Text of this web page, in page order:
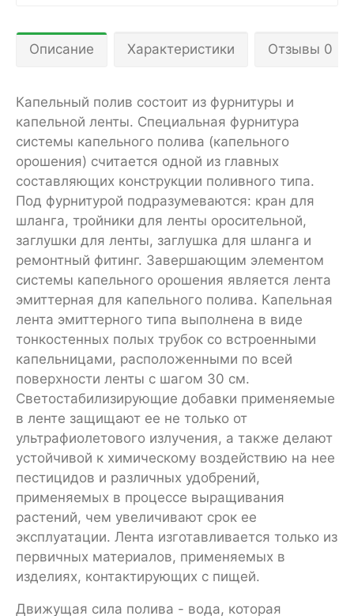
Описание Характеристики Отзывы 0
Капельный полив состоит из фурнитуры и
капельной ленты. Специальная фурнитура
системы капельного полива (капельного
орошения) считается одной из главных
составляющих конструкции поливного типа.
Под фурнитурой подразумеваются: кран для
шланга, тройники для ленты оросительной,
заглушки для ленты, заглушка для шланга и
ремонтный фитинг. Завершающим элементом
системы капельного орошения является лента
эмиттерная для капельного полива. Капельная
лента эмиттерного типа выполнена в виде
тонкостенных полых трубок со встроенными
капельницами, расположенными по всей
поверхности ленты с шагом 30 см.
Светостабилизирующие добавки применяемые
в ленте защищают ее не только от
ультрафиолетового излучения, а также делают
устойчивой к химическому воздействию на нее
пестицидов и различных удобрений,
применяемых в процессе выращивания
растений, чем увеличивают срок ее
эксплуатации. Лента изготавливается только из
первичных материалов, применяемых в
изделиях, контактирующих с пищей.
Движущая сила полива - вода, которая